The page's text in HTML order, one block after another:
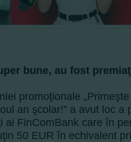
bune, au fost
promoţionale
an şcolar!” a avut loc
ai FinComBank care în
50 EUR în echivalent